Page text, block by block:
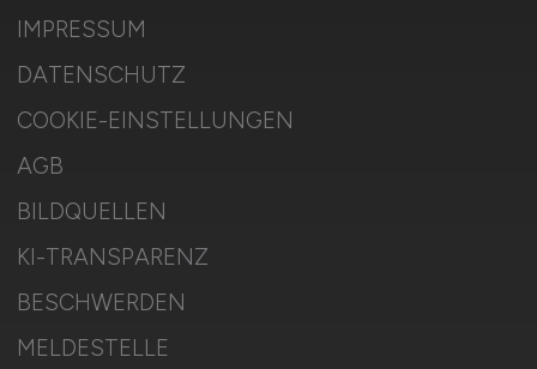
IMPRESSUM
DATENSCHUTZ
COOKIE-EINSTELLUNGEN
AGB
BILDQUELLEN
KI-TRANSPARENZ
BESCHWERDEN
MELDESTELLE